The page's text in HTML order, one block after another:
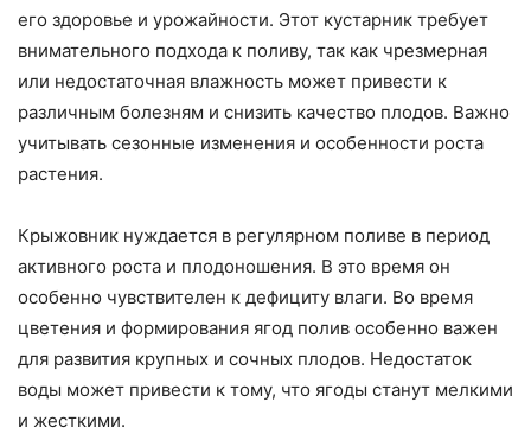
его здоровье и урожайности. Этот кустарник требует
внимательного подхода к поливу, так как чрезмерная
или недостаточная влажность может привести к
различным болезням и снизить качество плодов. Важно
учитывать сезонные изменения и особенности роста
растения.
Крыжовник нуждается в регулярном поливе в период
активного роста и плодоношения. В это время он
особенно чувствителен к дефициту влаги. Во время
цветения и формирования ягод полив особенно важен
для развития крупных и сочных плодов. Недостаток
воды может привести к тому, что ягоды станут мелкими
и жесткими.